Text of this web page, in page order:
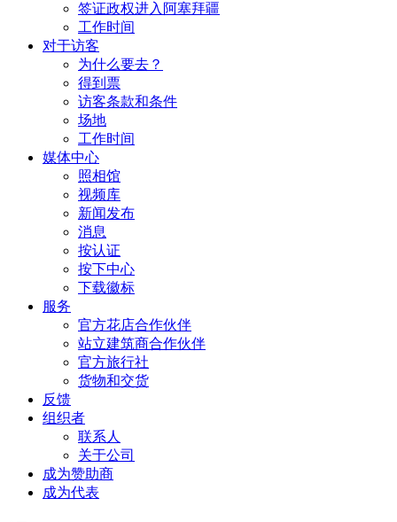
签证政权进入阿塞拜疆
工作时间
对于访客
为什么要去？
得到票
访客条款和条件
场地
工作时间
媒体中心
照相馆
视频库
新闻发布
消息
按认证
按下中心
下载徽标
服务
官方花店合作伙伴
站立建筑商合作伙伴
官方旅行社
货物和交货
反馈
组织者
联系人
关于公司
成为赞助商
成为代表